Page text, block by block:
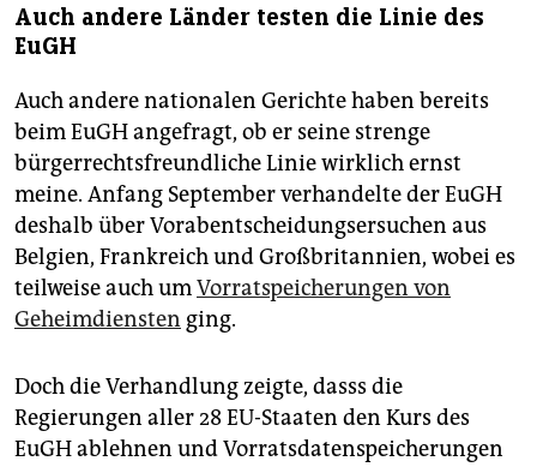
Auch andere Länder testen die Linie des
EuGH
Auch andere nationalen Gerichte haben bereits
beim EuGH angefragt, ob er seine strenge
bürgerrechtsfreundliche Linie wirklich ernst
meine. Anfang September verhandelte der EuGH
deshalb über Vorabentscheidungsersuchen aus
Belgien, Frankreich und Großbritannien, wobei es
teilweise auch umVorratspeicherungen von
Geheimdiensten ging.
Doch die Verhandlung zeigte, dasss die
Regierungen aller 28 EU-Staaten den Kurs des
EuGH ablehnen und Vorratsdatenspeicherungen